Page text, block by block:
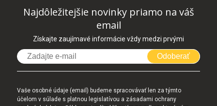
Najdôležitejšie novinky priamo na váš
email
Získajte zaujímavé informácie vždy medzi prvými
Odoberať
Vaše osobné údaje (email) budeme spracovávať len za týmto
účelom v súlade s platnou legislatívou a zásadami ochrany